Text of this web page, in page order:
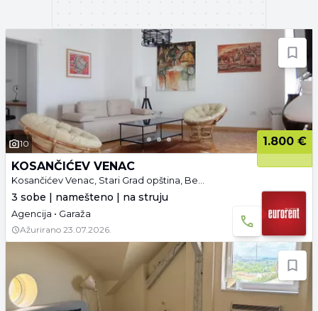
10
1.800 €
KOSANČIĆEV VENAC
Kosančićev Venac, Stari Grad opština, Beograd
3 sobe | namešteno | na struju
Agencija • Garaža
Ažurirano 23.07.2026.